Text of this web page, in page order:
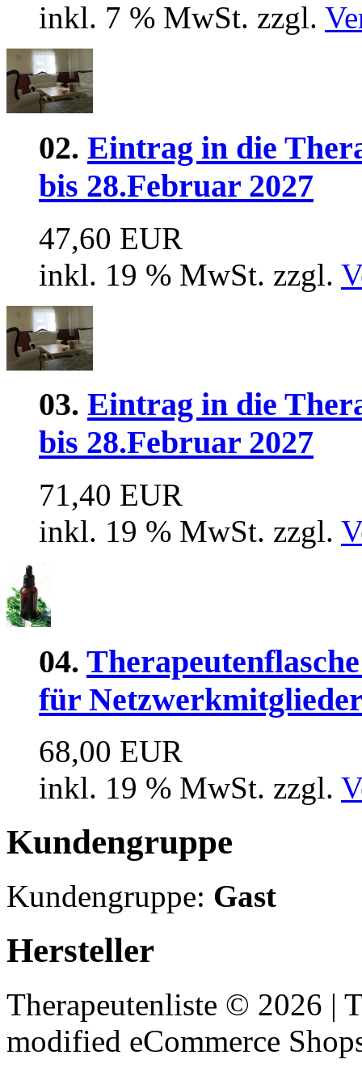
inkl. 7 % MwSt. zzgl.
02. Eintrag in die
bis 28.Februar 2027
47,60 EUR
inkl. 19 % MwSt. zzgl.
03. Eintrag in die
bis 28.Februar 2027
71,40 EUR
inkl. 19 % MwSt. zzgl.
04.
für
68,00 EUR
inkl. 19 % MwSt. zzgl.
Kundengruppe
Kundengruppe: Gast
Hersteller
Therapeutenliste © 2026 |
modified eCommerce